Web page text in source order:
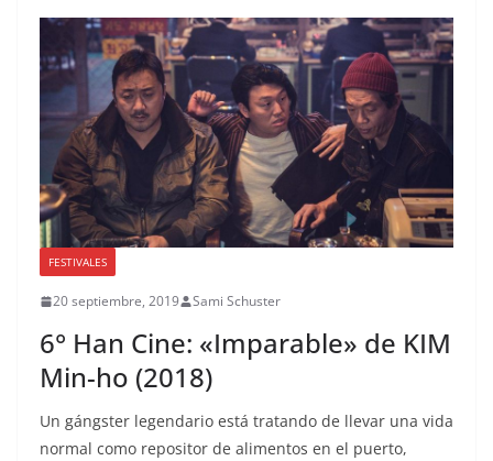
FESTIVALES
20 septiembre, 2019 Sami Schuster
6° Han Cine: «Imparable» de KIM
Min-ho (2018)
Un gángster legendario está tratando de llevar una vida
normal como repositor de alimentos en el puerto,